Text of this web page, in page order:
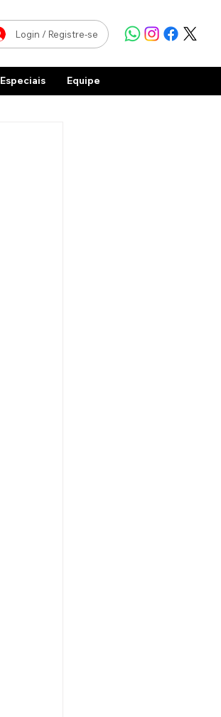
Login / Registre-se
Especiais Equipe